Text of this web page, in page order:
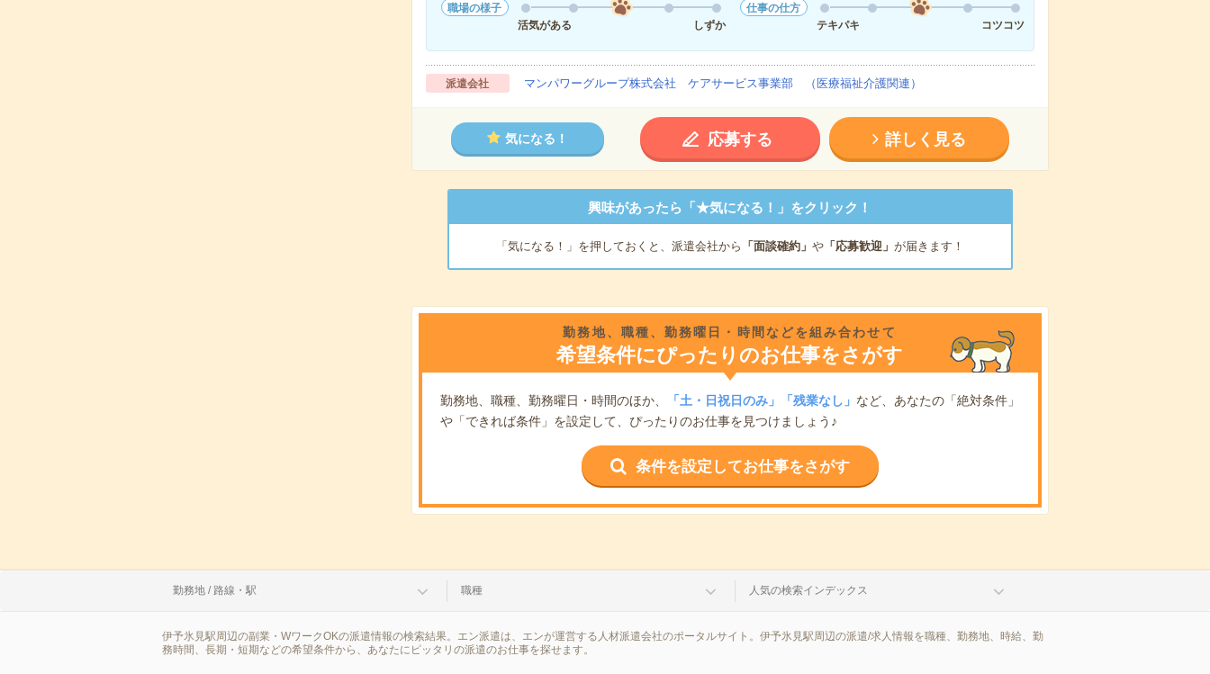
職場の様子
活気がある
しずか
仕事の仕方
テキパキ
コツコツ
派遣会社 マンパワーグループ株式会社 ケアサービス事業部 （医療福祉介護関連）
気になる！ 応募する 詳しく見る
興味があったら「★気になる！」をクリック！
「気になる！」を押しておくと、派遣会社から 「面談確約」 や「応募歓迎」 が届きます！
勤務地、職種、勤務曜日・時間などを組み合わせて
希望条件にぴったりのお仕事をさがす
勤務地、職種、勤務曜日・時間のほか、 「土・日祝日のみ」「残業なし」 など、あなたの「絶対条件」
や「できれば条件」を設定して、ぴったりのお仕事を見つけましょう♪
条件を設定してお仕事をさがす
勤務地 / 路線・駅 職種 人気の検索インデックス
伊予氷見駅周辺の副業・WワークOKの派遣情報の検索結果。エン派遣は、エンが運営する人材派遣会社のポータルサイト。伊予氷見駅周辺の派遣/求人情報を職種、勤務地、時給、勤
務時間、長期・短期などの希望条件から、あなたにピッタリの派遣のお仕事を探せます。